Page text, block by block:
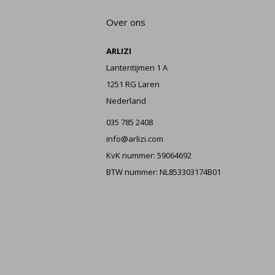
Over ons
ARLIZI
Lantentijmen 1 A
1251 RG Laren
Nederland
035 785 2408
info@arlizi.com
KvK nummer: 59064692
BTW nummer: NL853303174B01